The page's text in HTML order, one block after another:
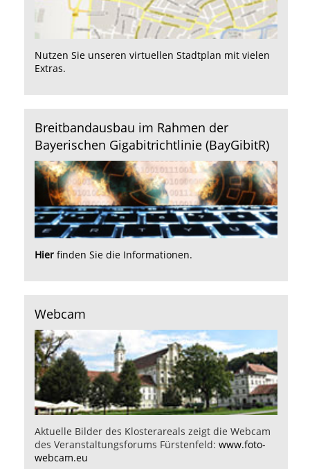
Nutzen Sie unseren virtuellen Stadtplan mit vielen
Extras.
Breitbandausbau im Rahmen der
Bayerischen Gigabitrichtlinie (BayGibitR)
Hier finden Sie die Informationen.
Webcam
Aktuelle Bilder des Klosterareals zeigt die Webcam
des Veranstaltungsforums Fürstenfeld: www.foto-
webcam.eu